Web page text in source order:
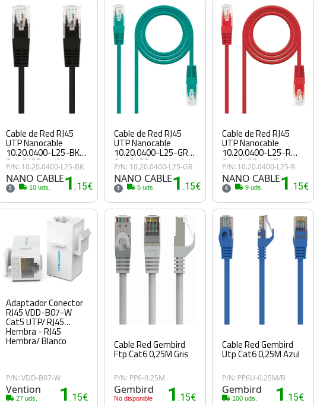
Cable de Red RJ45
UTP Nanocable
10.20.0400-L25-BK
Cat.6/ 25cm/ Negro
P/N: 10.20.0400-L25-BK
NANO CABLE
2 10 uds. 1.15€
Cable de Red RJ45
UTP Nanocable
10.20.0400-L25-GR
Cat.6/ 25cm/ Verde
P/N: 10.20.0400-L25-GR
NANO CABLE
3 5 uds. 1.15€
Cable de Red RJ45
UTP Nanocable
10.20.0400-L25-R
Cat.6/ 25cm/ Rojo
P/N: 10.20.0400-L25-R
NANO CABLE
4 9 uds. 1.15€
Adaptador Conector
RJ45 VDD-B07-W
Cat5 UTP/ RJ45
Hembra - RJ45
Hembra/ Blanco
P/N: VDD-B07-W
Vention
27 uds. 1.15€
Cable Red Gembird
Ftp Cat6 0,25M Gris
P/N: PP6-0.25M
Gembird
No disponible 1.15€
Cable Red Gembird
Utp Cat6 0,25M Azul
P/N: PP6U-0.25M/B
Gembird
100 uds. 1 .15€